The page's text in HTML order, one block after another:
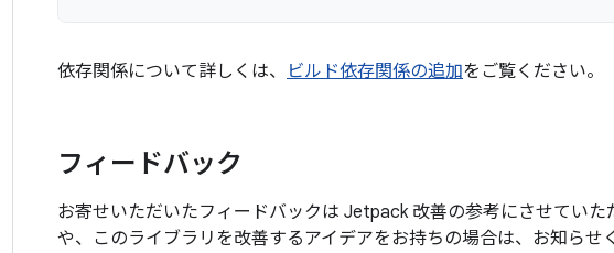
依存関係について詳しくは、 ビルド依存関係の追加をご覧ください。
フィードバック
お寄せいただいたフィードバックは Jetpack 改善の参考にさせてい
や、このライブラリを改善するアイデアをお持ちの場合は、お知らせ